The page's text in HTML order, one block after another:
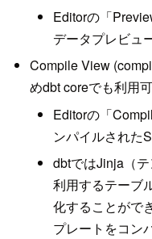
Editorの「
データプレビュ
Compile View
めdbt coreでも利用可
Editorの「
ンパイルされた
dbtではJinja（
利用するテーブ
化することがで
プレートをコン